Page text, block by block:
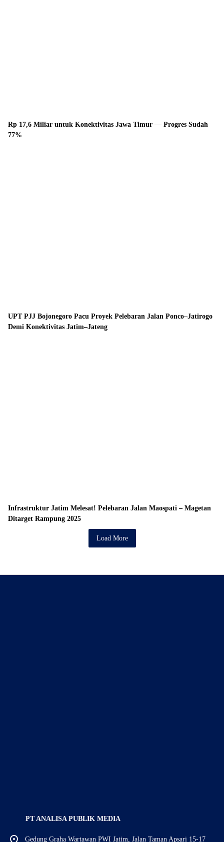
Rp 17,6 Miliar untuk Konektivitas Jawa Timur — Progres Sudah
77%
UPT PJJ Bojonegoro Pacu Proyek Pelebaran Jalan Ponco–Jatirogo
Demi Konektivitas Jatim–Jateng
Infrastruktur Jatim Melesat! Pelebaran Jalan Maospati – Magetan
Ditarget Rampung 2025
Load More
PT ANALISA PUBLIK MEDIA
Gedung Graha Wartawan PWI Jatim, Jalan Taman Apsari 15-17